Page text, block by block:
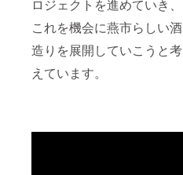
ロジェクトを進めていき、
これを機会に燕市らしい酒
造りを展開していこうと考
えています。